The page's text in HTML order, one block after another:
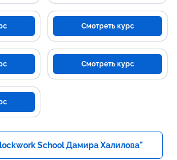
Смотреть курс
Смотреть курс
School Дамира Халилова"